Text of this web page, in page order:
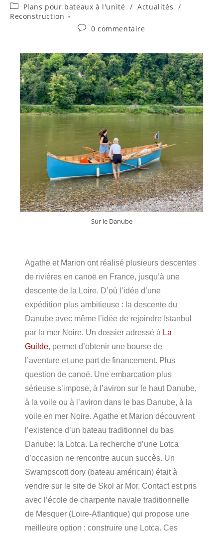
Plans pour bateaux à l'unité / Actualités /
Reconstruction
0 commentaire
Sur le Danube
Agathe et Marion ont réalisé plusieurs descentes
de rivières en canoë en France, jusqu’à une
descente de la Loire. D’où l’idée d’une
expédition plus ambitieuse : la descente du
Danube avec même l’idée de rejoindre Istanbul
par la mer Noire. Un dossier adressé à La
Guilde, permet d’obtenir une bourse de
l’aventure et une part de financement. Plus
question de canoë. Une embarcation plus
sérieuse s’impose, à l’aviron sur le haut Danube,
à la voile ou à l’aviron dans le bas Danube, à la
voile en mer Noire. Agathe et Marion découvrent
l’existence d’un bateau traditionnel du bas
Danube: la Lotca. La recherche d’une Lotca
d’occasion ne rencontre aucun succès. Un
Swampscott dory (bateau américain) était à
vendre sur le site de Skol ar Mor. Contact est pris
avec l’école de charpente navale traditionnelle
de Mesquer (Loire-Atlantique) qui propose une
meilleure option : construire une Lotca. Ces